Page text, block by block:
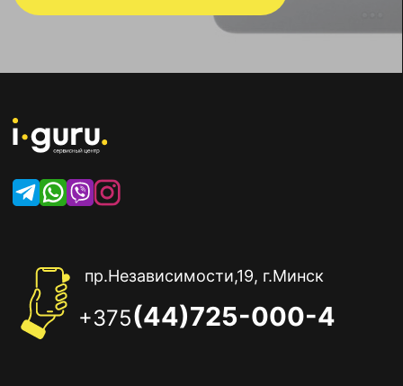
пр.Независимости,19, г.Минск
+375(44)725-000-4